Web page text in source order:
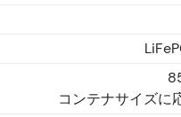
コンテナサイズに